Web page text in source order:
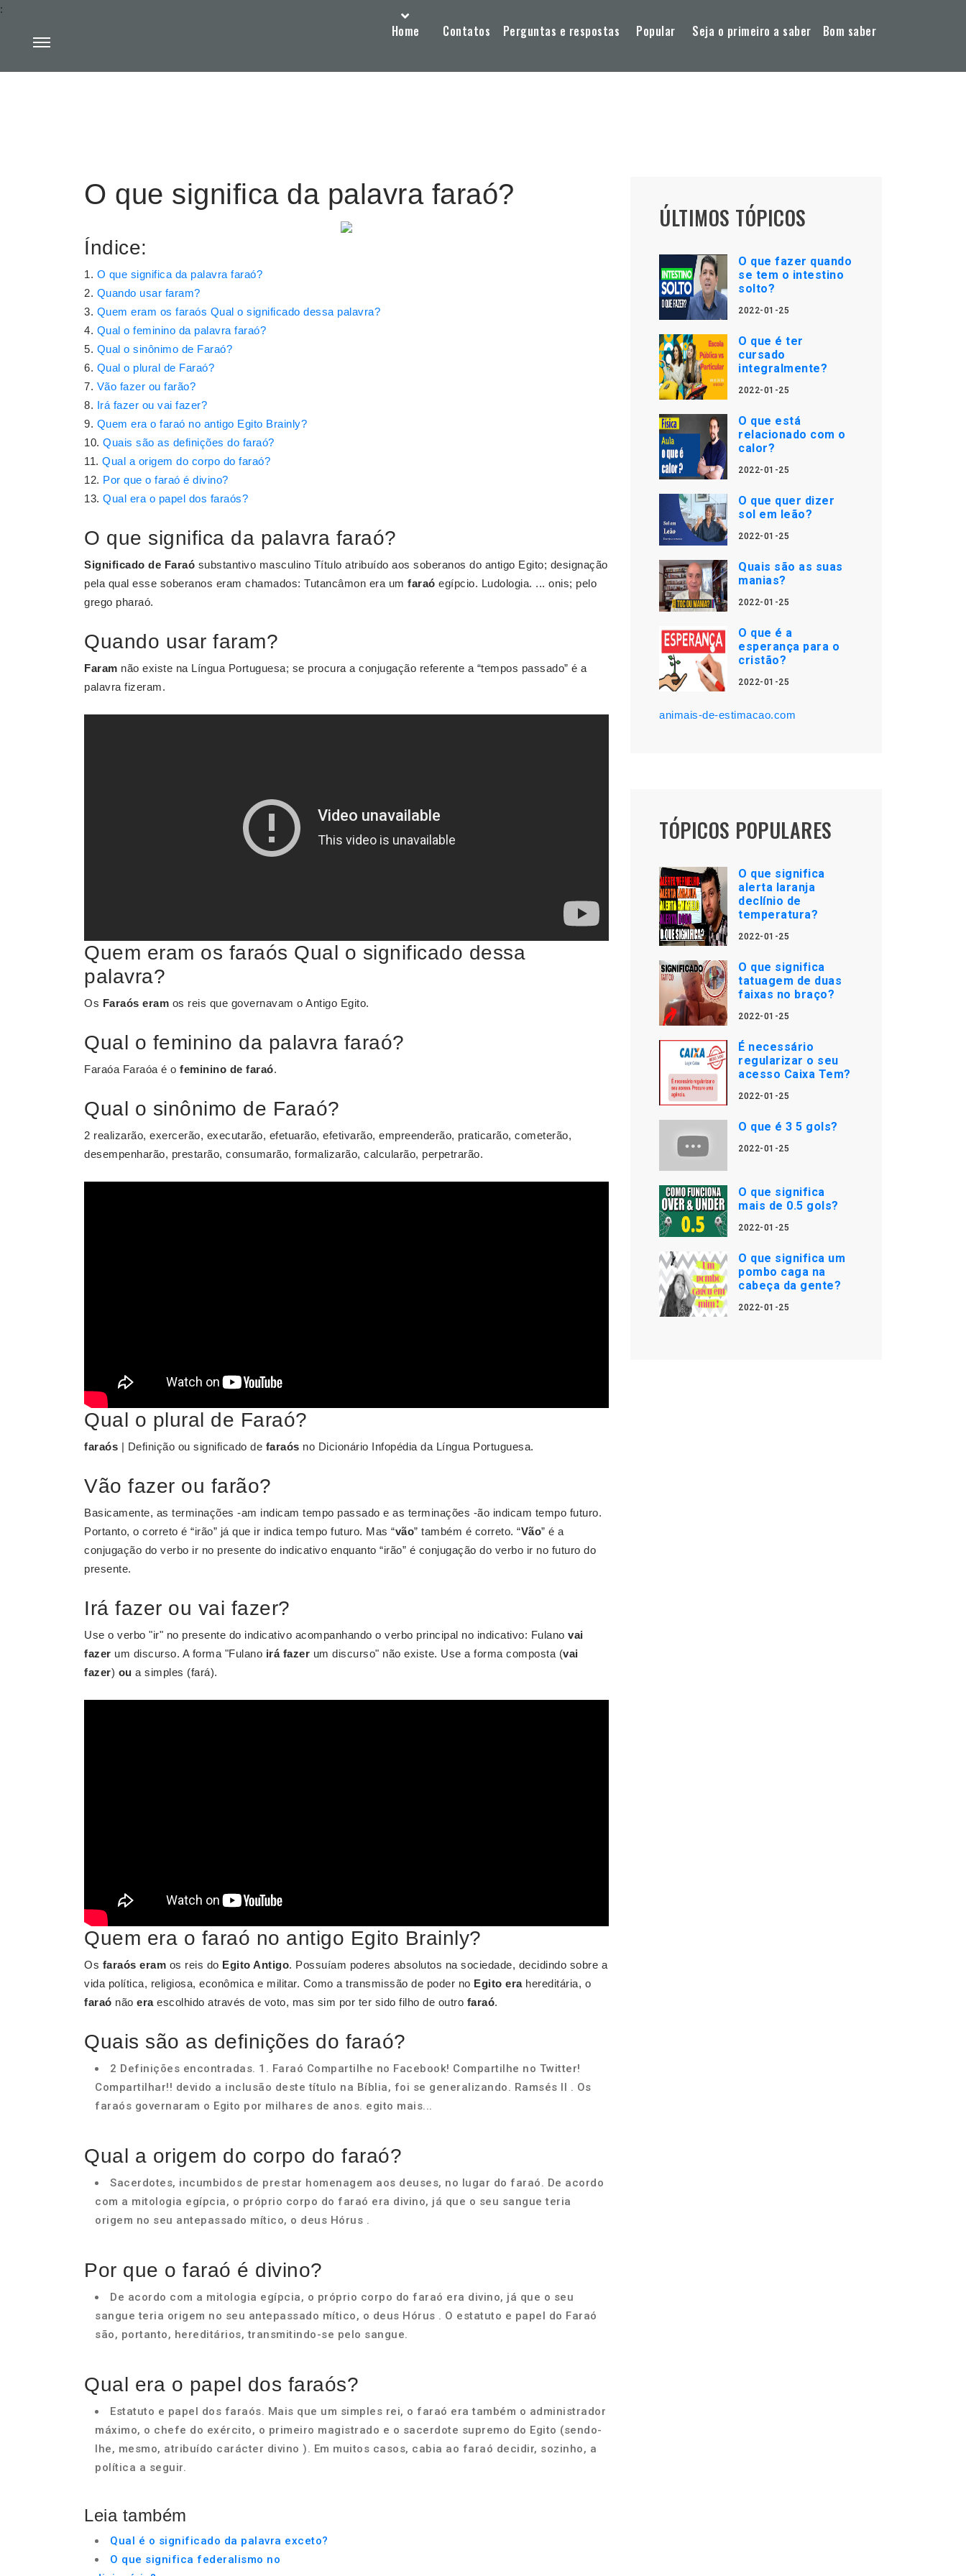
Home Contatos Perguntas e respostas Popular Seja o primeiro a saber Bom saber
:
O que significa da palavra faraó?
Índice:
O que significa da palavra faraó?
Quando usar faram?
Quem eram os faraós Qual o significado dessa palavra?
Qual o feminino da palavra faraó?
Qual o sinônimo de Faraó?
Qual o plural de Faraó?
Vão fazer ou farão?
Irá fazer ou vai fazer?
Quem era o faraó no antigo Egito Brainly?
Quais são as definições do faraó?
Qual a origem do corpo do faraó?
Por que o faraó é divino?
Qual era o papel dos faraós?
O que significa da palavra faraó?
Significado de Faraó substantivo masculino Título atribuído aos soberanos do antigo Egito; designação
pela qual esse soberanos eram chamados: Tutancâmon era um faraó egípcio. Ludologia. ... onis; pelo
grego pharaó.
Quando usar faram?
Faram não existe na Língua Portuguesa; se procura a conjugação referente a “tempos passado” é a
palavra fizeram.
Quem eram os faraós Qual o significado dessa
palavra?
Os Faraós eram os reis que governavam o Antigo Egito.
Qual o feminino da palavra faraó?
Faraóa Faraóa é o feminino de faraó.
Qual o sinônimo de Faraó?
2 realizarão, exercerão, executarão, efetuarão, efetivarão, empreenderão, praticarão, cometerão,
desempenharão, prestarão, consumarão, formalizarão, calcularão, perpetrarão.
Qual o plural de Faraó?
faraós | Definição ou significado de faraós no Dicionário Infopédia da Língua Portuguesa.
Vão fazer ou farão?
Basicamente, as terminações -am indicam tempo passado e as terminações -ão indicam tempo futuro.
Portanto, o correto é “irão” já que ir indica tempo futuro. Mas “vão” também é correto. “Vão” é a
conjugação do verbo ir no presente do indicativo enquanto “irão” é conjugação do verbo ir no futuro do
presente.
Irá fazer ou vai fazer?
Use o verbo "ir" no presente do indicativo acompanhando o verbo principal no indicativo: Fulano vai
fazer um discurso. A forma "Fulano irá fazer um discurso" não existe. Use a forma composta (vai
fazer) ou a simples (fará).
Quem era o faraó no antigo Egito Brainly?
Os faraós eram os reis do Egito Antigo. Possuíam poderes absolutos na sociedade, decidindo sobre a
vida política, religiosa, econômica e militar. Como a transmissão de poder no Egito erahereditária, o
faraó não eraescolhido através de voto, mas sim por ter sido filho de outro faraó.
Quais são as definições do faraó?
2 Definições encontradas. 1. Faraó Compartilhe no Facebook! Compartilhe no Twitter!
Compartilhar!! devido a inclusão deste título na Bíblia, foi se generalizando. Ramsés II . Os
faraós governaram o Egito por milhares de anos. egito mais...
Qual a origem do corpo do faraó?
Sacerdotes, incumbidos de prestar homenagem aos deuses, no lugar do faraó. De acordo
com a mitologia egípcia, o próprio corpo do faraó era divino, já que o seu sangue teria
origem no seu antepassado mítico, o deus Hórus .
Por que o faraó é divino?
De acordo com a mitologia egípcia, o próprio corpo do faraó era divino, já que o seu
sangue teria origem no seu antepassado mítico, o deus Hórus . O estatuto e papel do Faraó
são, portanto, hereditários, transmitindo-se pelo sangue.
Qual era o papel dos faraós?
Estatuto e papel dos faraós. Mais que um simples rei, o faraó era também o administrador
máximo, o chefe do exército, o primeiro magistrado e o sacerdote supremo do Egito (sendo-
lhe, mesmo, atribuído carácter divino ). Em muitos casos, cabia ao faraó decidir, sozinho, a
política a seguir.
Leia também
Qual é o significado da palavra exceto?
O que significa federalismo no
ÚLTIMOS TÓPICOS
O que fazer quando
se tem o intestino
solto?
2022-01-25
O que é ter
cursado
integralmente?
2022-01-25
O que está
relacionado com o
calor?
2022-01-25
O que quer dizer
sol em leão?
2022-01-25
Quais são as suas
manias?
2022-01-25
O que é a
esperança para o
cristão?
2022-01-25
animais-de-estimacao.com
TÓPICOS POPULARES
O que significa
alerta laranja
declínio de
temperatura?
2022-01-25
O que significa
tatuagem de duas
faixas no braço?
2022-01-25
É necessário
regularizar o seu
acesso Caixa Tem?
2022-01-25
O que é 3 5 gols?
2022-01-25
O que significa
mais de 0.5 gols?
2022-01-25
O que significa um
pombo caga na
cabeça da gente?
2022-01-25